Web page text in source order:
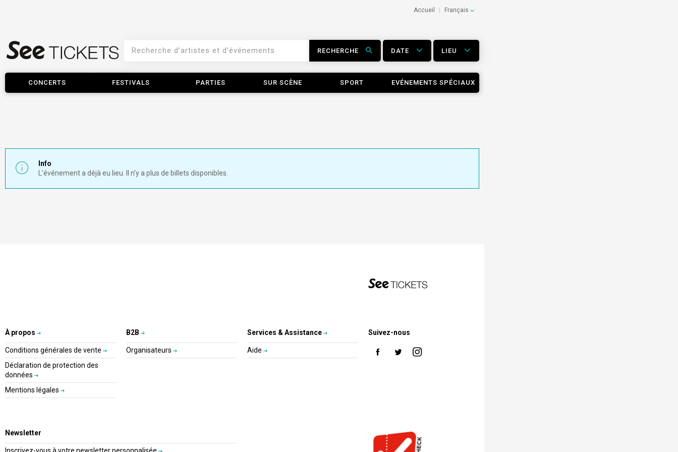
Accueil Français
RECHERCHE DATE LIEU
CONCERTS FESTIVALS PARTIES SUR SCÈNE SPORT EVÉNEMENTS SPÉCIAUX
Info
L'événement a déjà eu lieu. Il n'y a plus de billets disponibles.
À propos
Conditions générales de vente
Déclaration de protection des
données
Mentions légales
B2B
Organisateurs
Services & Assistance
Aide
Suivez-nous
Newsletter